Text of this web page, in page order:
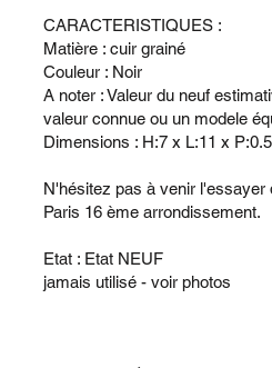
CARACTERISTIQUES :
Matière : cuir grainé
Couleur : Noir
A noter : Valeur du neuf
valeur connue ou un modele
Dimensions : H:7 x L:11 x
N'hésitez pas à venir l'essayer
Paris 16 ème arrondissement.
Etat : Etat NEUF
jamais utilisé - voir photos